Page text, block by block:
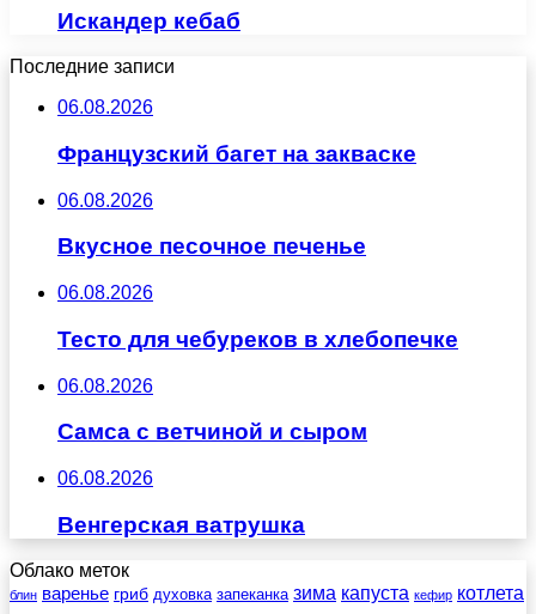
Искандер кебаб
Последние записи
06.08.2026
Французский багет на закваске
06.08.2026
Вкусное песочное печенье
06.08.2026
Тесто для чебуреков в хлебопечке
06.08.2026
Самса с ветчиной и сыром
06.08.2026
Венгерская ватрушка
Облако меток
блин варенье гриб духовка запеканка зима капуста кефир котлета